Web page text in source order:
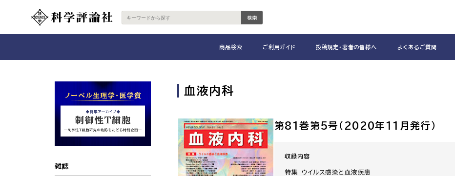
検索
商品検索 ご利用ガイド 投稿規定・著者の皆様へ よくあるご質問
雑誌
血液内科
第81巻第5号（2020年11月発行）
収録内容
特集 ウイルス感染と血液疾患